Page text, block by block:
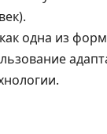
одна из